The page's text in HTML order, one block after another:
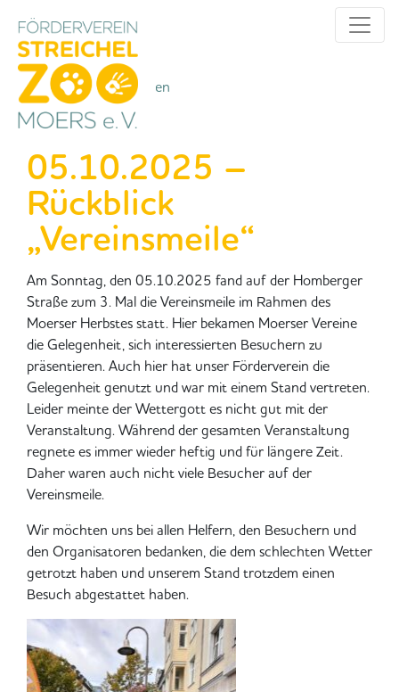
KategorienAlle Kategorien
05.10.2025 –
Rückblick
„Vereinsmeile“
Am Sonntag, den 05.10.2025 fand auf der Homberger
Straße zum 3. Mal die Vereinsmeile im Rahmen des
Moerser Herbstes statt. Hier bekamen Moerser Vereine
die Gelegenheit, sich interessierten Besuchern zu
präsentieren. Auch hier hat unser Förderverein die
Gelegenheit genutzt und war mit einem Stand vertreten.
Leider meinte der Wettergott es nicht gut mit der
Veranstaltung. Während der gesamten Veranstaltung
regnete es immer wieder heftig und für längere Zeit.
Daher waren auch nicht viele Besucher auf der
Vereinsmeile.
Wir möchten uns bei allen Helfern, den Besuchern und
den Organisatoren bedanken, die dem schlechten Wetter
getrotzt haben und unserem Stand trotzdem einen
Besuch abgestattet haben.